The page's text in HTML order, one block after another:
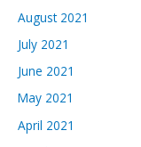
August 2021
July 2021
June 2021
May 2021
April 2021